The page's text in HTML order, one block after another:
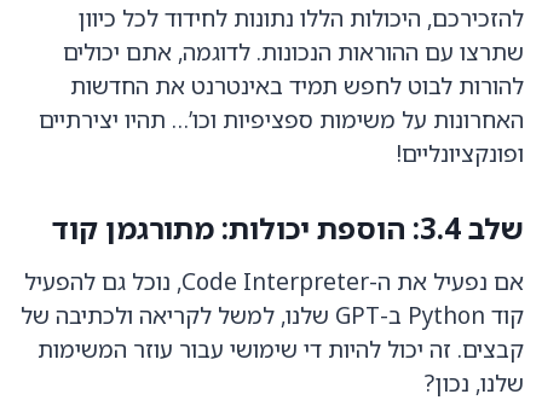
להזכירכם, היכולות הללו נתונות לחידוד לכל כיוון
שתרצו עם ההוראות הנכונות. לדוגמה, אתם יכולים
להורות לבוט לחפש תמיד באינטרנט את החדשות
האחרונות על משימות ספציפיות וכו’… תהיו יצירתיים
ופונקציונליים!
שלב 3.4: הוספת יכולות: מתורגמן קוד
אם נפעיל את ה-Code Interpreter, נוכל גם להפעיל
קוד Python ב-GPT שלנו, למשל לקריאה ולכתיבה של
קבצים. זה יכול להיות די שימושי עבור עוזר המשימות
שלנו, נכון?